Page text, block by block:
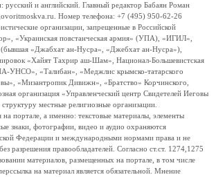
русский и английский. Главный редактор Бабаян Роман
Номер телефона: +7 (495) 950-62-26
организации, запрещенные в Российской
«Украинская повстанческая армия» (УПА), «ИГИЛ»,
«Джабхат ан-Нусра», «Джебхат ан-Нусра»),
«Хайят Тахрир аш-Шам», Национал-Большевистская
УНСО», «Талибан», «Меджлис крымско-татарского
«Мизантропик Дивижн», «Братство» Корчинского,
организация «Управленческий центр Свидетелей Иеговы
местные религиозные организации.
портале, а именно: текстовые материалы, элементы
знаки, фотографии, видео и аудио охраняются
Федерации и международными нормами права и не
разрешения правообладателей. Согласно ст.ст. 1274,1275
материалов, размещенных на портале, в том числе
на материал является обязательной. Мнение